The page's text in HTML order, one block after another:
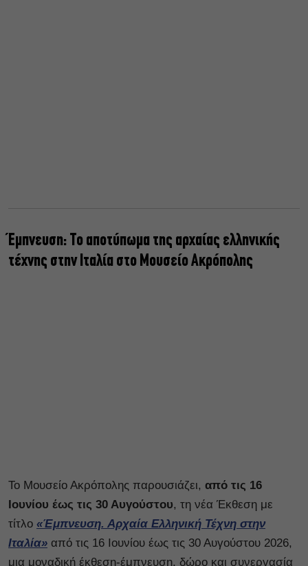
Έμπνευση: Το αποτύπωμα της αρχαίας ελληνικής
τέχνης στην Ιταλία στο Μουσείο Ακρόπολης
Το Μουσείο Ακρόπολης παρουσιάζει, από τις 16
Ιουνίου έως τις 30 Αυγούστου, τη νέα Έκθεση με
τίτλο «Έμπνευση. Αρχαία Ελληνική Τέχνη στην
Ιταλία» από τις 16 Ιουνίου έως τις 30 Αυγούστου 2026,
μια μοναδική έκθεση-έμπνευση, δώρο και συνεργασία